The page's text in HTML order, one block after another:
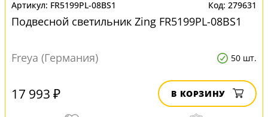
FR5199PL-08BS1 279631
Подвесной светильник Zing FR5199PL-08BS1
Freya (Германия) 50 шт.
17 993 ₽ В КОРЗИНУ